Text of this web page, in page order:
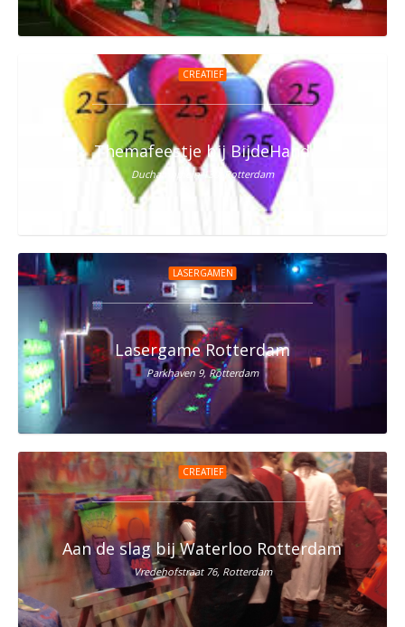
CREATIEF
Themafeestje bij BijdeHand
Duchampplein 130, Rotterdam
LASERGAMEN
Lasergame Rotterdam
Parkhaven 9, Rotterdam
CREATIEF
Aan de slag bij Waterloo Rotterdam
Vredehofstraat 76, Rotterdam